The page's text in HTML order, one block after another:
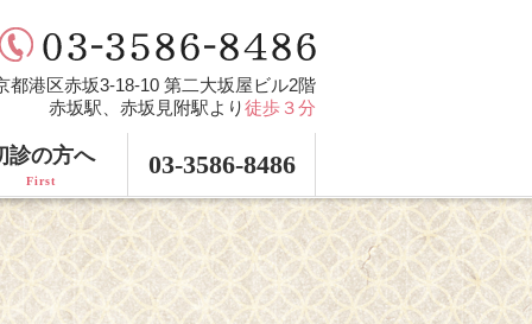
都港区赤坂3-18-10 第二大坂屋ビル2階
赤坂駅、赤坂見附駅より徒歩３分
診の方へ
First
03-3586-8486